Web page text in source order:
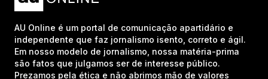
AU Online é um portal de comunicação apartidário e
independente que faz jornalismo isento, correto e ágil.
Em nosso modelo de jornalismo, nossa matéria-prima
são fatos que julgamos ser de interesse público.
Prezamos pela ética e não abrimos mão de valores